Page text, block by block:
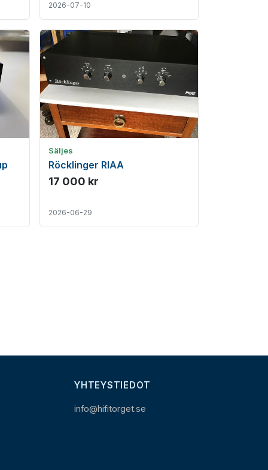
2026-07-10
Säljes
Röcklinger RIAA
17 000 kr
2026-06-29
YHTEYSTIEDOT
info@hifitorget.se